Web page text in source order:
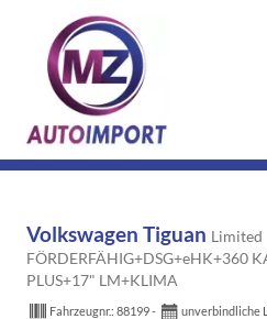
Volkswagen Tiguan Limited
FÖRDERFÄHIG+DSG+eHK+360
PLUS+17" LM+KLIMA
Fahrzeugnr.: 88199
unverbindliche